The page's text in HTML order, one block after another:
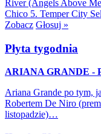
River (Angels Above
Chico 5. Temper City
Zobacz Głosuj »
Płyta tygodnia
ARIANA GRANDE -
Ariana Grande po tym,
Robertem De Niro
listopadzie)…